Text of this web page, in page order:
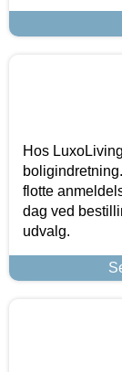
Hos
flotte
dag ved
udvalg.